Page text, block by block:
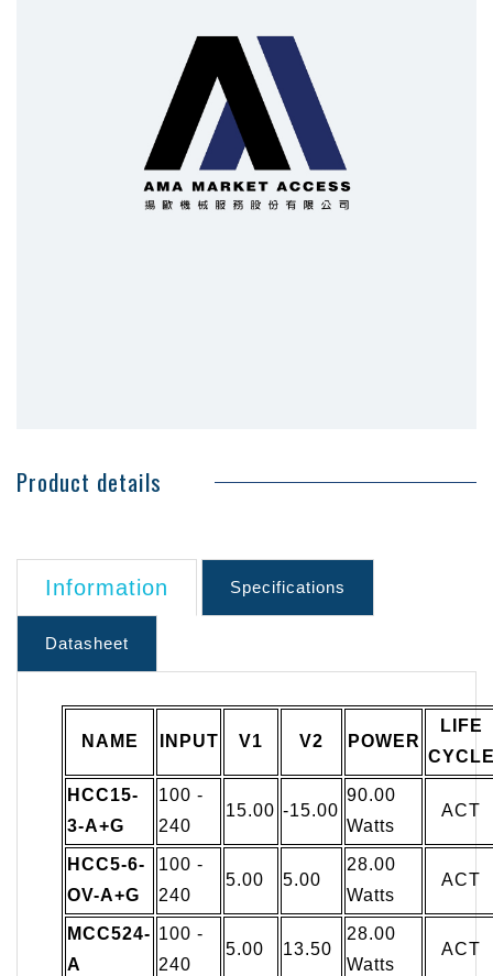
Product details
Information Specifications
Datasheet
NAME INPUT V1 V2 POWER
LIFE
HCC15-
3-A+G
100 -
240
15.00 -15.00
90.00
Watts
ACT
HCC5-6-
OV-A+G
100 -
240
5.00 5.00
28.00
Watts
ACT
MCC524-
A
100 -
240
5.00 13.50
28.00
Watts
ACT